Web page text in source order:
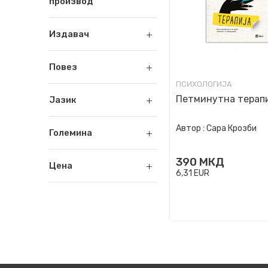
Издавач
Повез
Јазик
Големина
Цена
ПСИХОЛОГИЈА
Петминутна
Автор : Сара Крозби
390 МКД
6,31 EUR